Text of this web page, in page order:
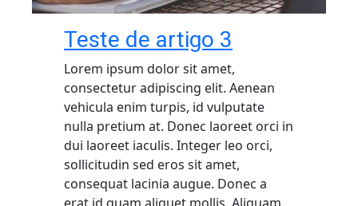
Teste de artigo 3
Lorem ipsum dolor sit amet,
consectetur adipiscing elit. Aenean
vehicula enim turpis, id vulputate
nulla pretium at. Donec laoreet orci in
dui laoreet iaculis. Integer leo orci,
sollicitudin sed eros sit amet,
consequat lacinia augue. Donec a